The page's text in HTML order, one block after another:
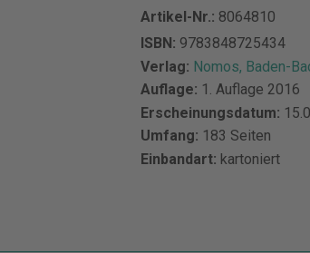
Artikel-Nr.: 8064810
ISBN: 9783848725434
Verlag: Nomos, Baden-
Auflage: 1. Auflage 2016
Erscheinungsdatum:
Umfang: 183 Seiten
Einbandart: kartoniert